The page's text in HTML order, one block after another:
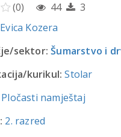
(0) 44
3
Evica Kozera
sektor: Šumarstvo i
kurikul: Stolar
Pločasti namještaj
2. razred